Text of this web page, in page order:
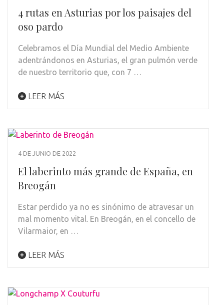
4 rutas en Asturias por los paisajes del
oso pardo
Celebramos el Día Mundial del Medio Ambiente
adentrándonos en Asturias, el gran pulmón verde
de nuestro territorio que, con 7 …
LEER MÁS
4 DE JUNIO DE 2022
El laberinto más grande de España, en
Breogán
Estar perdido ya no es sinónimo de atravesar un
mal momento vital. En Breogán, en el concello de
Vilarmaior, en …
LEER MÁS